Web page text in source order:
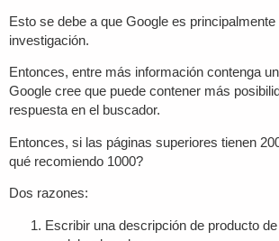
Esto se debe a que Google es
investigación.
Entonces, entre más información contenga
Google cree que puede contener más
respuesta en el buscador.
Entonces, si las páginas superiores tienen
qué recomiendo 1000?
Dos razones:
Escribir una descripción de producto